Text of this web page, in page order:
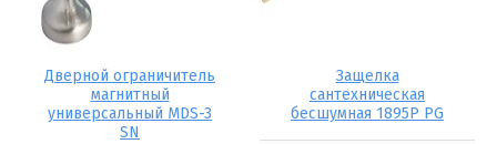
Дверной ограничитель
магнитный
универсальный MDS-3
SN
Защелка
сантехническая
бесшумная 1895P PG